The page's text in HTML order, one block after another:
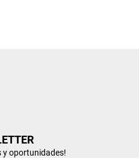
y oportunidades!